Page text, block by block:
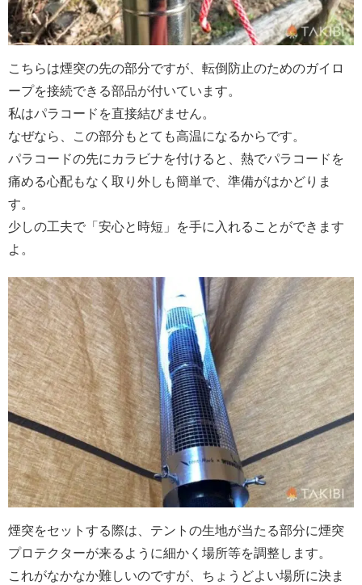
こちらは煙突の先の部分ですが、転倒防止のためのガイロ
ープを接続できる部品が付いています。
私はパラコードを直接結びません。
なぜなら、この部分もとても高温になるからです。
パラコードの先にカラビナを付けると、熱でパラコードを
痛める心配もなく取り外しも簡単で、準備がはかどりま
す。
少しの工夫で「安心と時短」を手に入れることができます
よ。
煙突をセットする際は、テントの生地が当たる部分に煙突
プロテクターが来るように細かく場所等を調整します。
これがなかなか難しいのですが、ちょうどよい場所に決ま